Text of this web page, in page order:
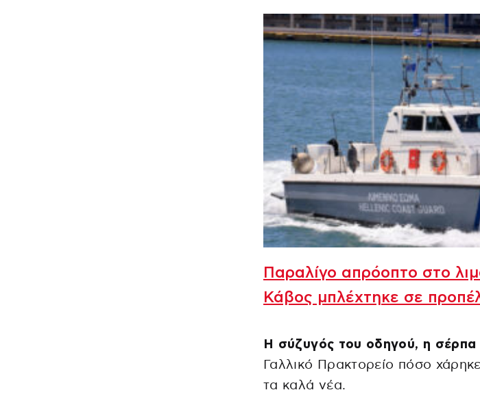
Παραλίγο απρόοπτο στο
Κάβος μπλέχτηκε σε
Η σύζυγός του οδηγού, η
Γαλλικό Πρακτορείο πόσο
τα καλά νέα.